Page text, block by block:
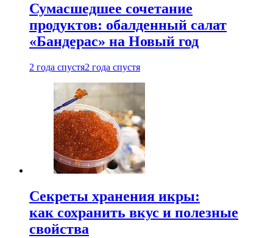
Сумасшедшее сочетание
продуктов: обалденный салат
«Бандерас» на Новый год
2 года спустя2 года спустя
Секреты хранения икры:
как сохранить вкус и полезные
свойства